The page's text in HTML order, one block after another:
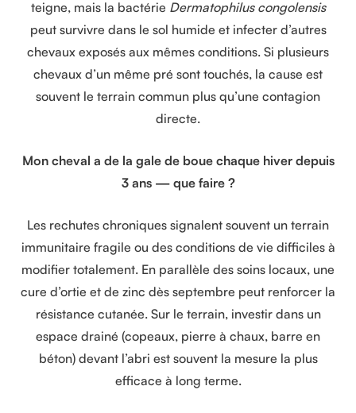
teigne, mais la bactérie Dermatophilus congolensis
peut survivre dans le sol humide et infecter d’autres
chevaux exposés aux mêmes conditions. Si plusieurs
chevaux d’un même pré sont touchés, la cause est
souvent le terrain commun plus qu’une contagion
directe.
Mon cheval a de la gale de boue chaque hiver depuis
3 ans — que faire ?
Les rechutes chroniques signalent souvent un terrain
immunitaire fragile ou des conditions de vie difficiles à
modifier totalement. En parallèle des soins locaux, une
cure d’ortie et de zinc dès septembre peut renforcer la
résistance cutanée. Sur le terrain, investir dans un
espace drainé (copeaux, pierre à chaux, barre en
béton) devant l’abri est souvent la mesure la plus
efficace à long terme.